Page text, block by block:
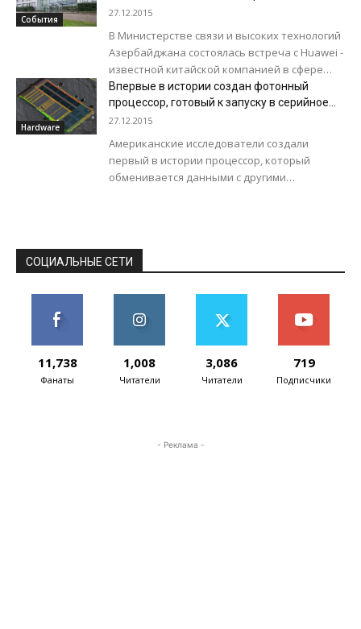
времени...
События
представителями компании Huawei
27.12.2015
В Министерстве связи и высоких технологий
Азербайджана состоялась встреча с Huawei -
известной китайской компанией в сфере
информационно-коммуникационных
технологий. На встрече состоялось
обсуждение проекта строительства...
Hardware
Впервые в истории создан фотонный
процессор, готовый к запуску в серийное
производство
27.12.2015
Американские исследователи создали
первый в истории процессор, который
обменивается данными с другими
СОЦИАЛЬНЫЕ СЕТИ
11,738
Фанаты
1,008
Читатели
3,086
Читатели
719
Подписчики
- Реклама -